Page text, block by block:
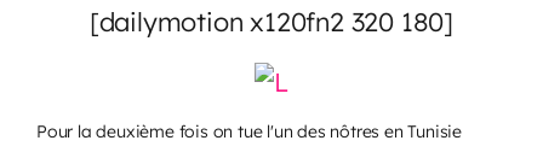
[dailymotion x120fn2 320 180]
Pour la deuxième fois on tue l'un des nôtres en Tunisie